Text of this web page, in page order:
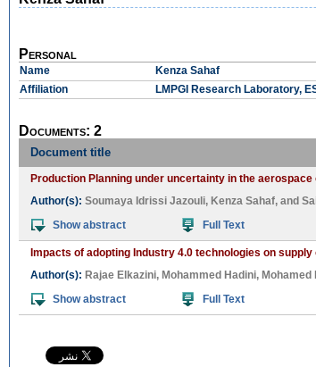
Personal
Name
Kenza Sahaf
Affiliation
LMPGI Research Laboratory,
Documents: 2
Document title
Production Planning under uncertainty in the
Author(s): Soumaya Idrissi Jazouli, Kenza Sahaf, and
Show abstract
Full Text
Impacts of adopting Industry 4.0 technologies on
Author(s): Rajae Elkazini, Mohammed Hadini, Mohamed
Show abstract
Full Text